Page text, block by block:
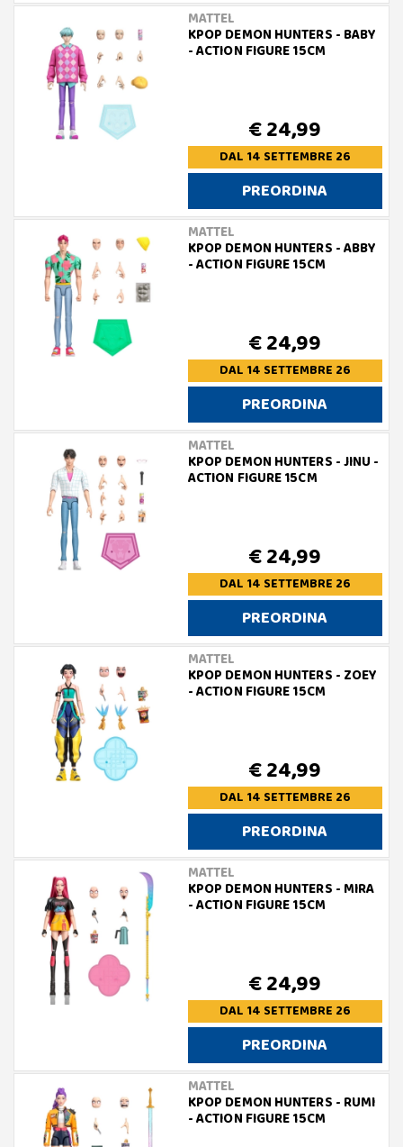
MATTEL
KPOP DEMON HUNTERS - BABY
- ACTION FIGURE 15CM
€ 24,99
DAL 14 SETTEMBRE 26
PREORDINA
MATTEL
KPOP DEMON HUNTERS - ABBY
- ACTION FIGURE 15CM
€ 24,99
DAL 14 SETTEMBRE 26
PREORDINA
MATTEL
KPOP DEMON HUNTERS - JINU -
ACTION FIGURE 15CM
€ 24,99
DAL 14 SETTEMBRE 26
PREORDINA
MATTEL
KPOP DEMON HUNTERS - ZOEY
- ACTION FIGURE 15CM
€ 24,99
DAL 14 SETTEMBRE 26
PREORDINA
MATTEL
KPOP DEMON HUNTERS - MIRA
- ACTION FIGURE 15CM
€ 24,99
DAL 14 SETTEMBRE 26
PREORDINA
MATTEL
KPOP DEMON HUNTERS - RUMI
- ACTION FIGURE 15CM